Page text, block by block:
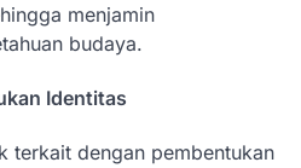
menjamin
budaya.
Identitas
terkait dengan pembentukan